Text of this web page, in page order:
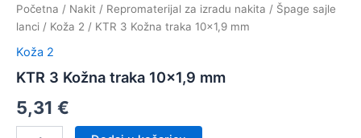
Početna / Nakit / Repromaterijal za izradu nakita / Špage sajle
lanci / Koža 2 / KTR 3 Kožna traka 10×1,9 mm
Koža 2
KTR 3 Kožna traka 10×1,9 mm
5,31 €